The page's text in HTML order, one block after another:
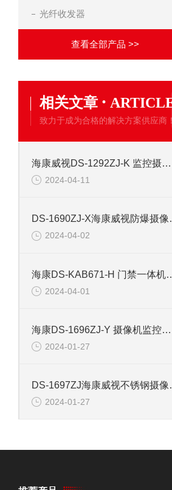
光纤收发器
查看全部产品 >>
相关文章 ·
致力于成为合格的解决方案供应商！
海康威视DS-1292ZJ-K 监控摄像机安防支架
2024-04-11
DS-
2024-04-02
海康DS-KAB671-
2024-04-01
海康DS-1696ZJ-Y 摄像机监控支架
2024-01-27
DS-
2024-01-27